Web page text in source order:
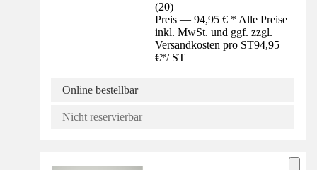
(20)
Preis — 94,95 € * Alle Preise
inkl. MwSt. und ggf. zzgl.
Versandkosten pro ST94,95
€*/ ST
Online bestellbar
Nicht reservierbar